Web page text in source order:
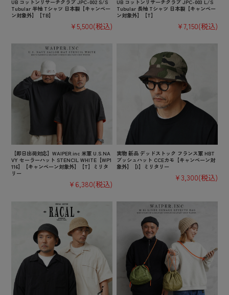
UB コットンリサーチクラブ JPC-002 S/S
Tubular 半袖 Tシャツ 日本製【キャンペー
ン対象外】【TB】
¥5,500(税込)
UB コットンリサーチクラブ JPC-003 L/S
Tubular 長袖 Tシャツ 日本製【キャンペー
ン対象外】【T】
¥7,150(税込)
【即日出荷対応】WAIPER.inc 米軍 U.S.NA
VY セーラーハット STENCIL WHITE【WP1
116】【キャンペーン対象外】【T】ミリタ
リー
¥6,380(税込)
実物 新品 デッドストック フランス軍 HBT
ブッシュハット CCEカモ【キャンペーン対
象外】【I】ミリタリー
¥3,300(税込)